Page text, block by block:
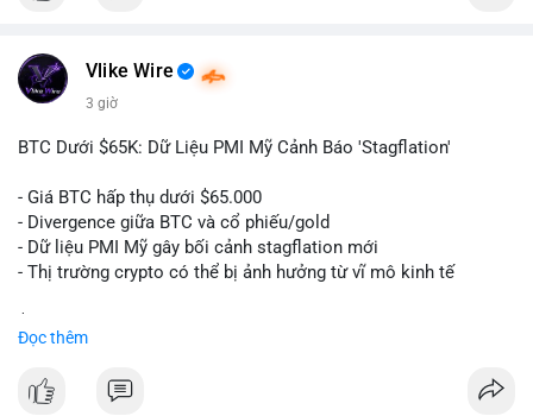
#vlikevn #titanbot
📰 Nguồn: Cointelegraph
Vlike Wire
3 giờ
BTC Dưới $65K: Dữ Liệu PMI Mỹ Cảnh Báo 'Stagflation'
- Giá BTC hấp thụ dưới $65.000
- Divergence giữa BTC và cổ phiếu/gold
- Dữ liệu PMI Mỹ gây bối cảnh stagflation mới
- Thị trường crypto có thể bị ảnh hưởng từ vĩ mô kinh tế
Đọc thêm